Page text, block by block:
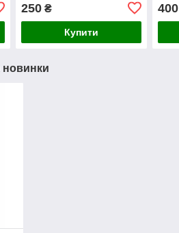
однорічних і багаторічних
злакових та дводоль
250₴
Купити
400
новинки